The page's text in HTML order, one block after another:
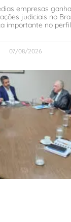
empresas
judiciais no
importante no
07/08/2026